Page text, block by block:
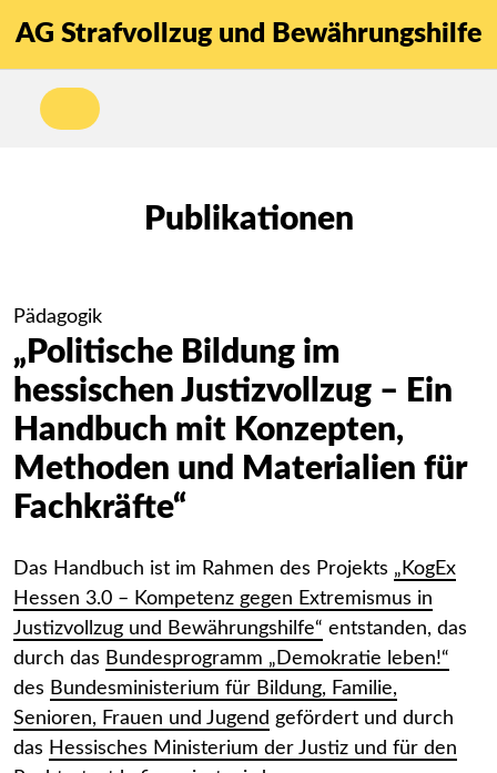
AG Strafvollzug und Bewährungshilfe
Publikationen
Pädagogik
„Politische Bildung im
hessischen Justizvollzug – Ein
Handbuch mit Konzepten,
Methoden und Materialien für
Fachkräfte“
Das Handbuch ist im Rahmen des Projekts „KogEx
Hessen 3.0 – Kompetenz gegen Extremismus in
Justizvollzug und Bewährungshilfe“ entstanden, das
durch das Bundesprogramm „Demokratie leben!“
des Bundesministerium für Bildung, Familie,
Senioren, Frauen und Jugend gefördert und durch
das Hessisches Ministerium der Justiz und für den